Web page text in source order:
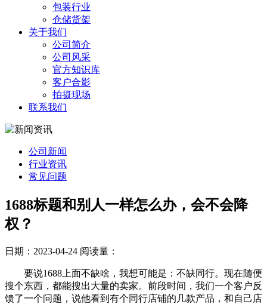
包装行业
仓储货架
关于我们
公司简介
公司风采
官方知识库
客户合影
拍摄现场
联系我们
公司新闻
行业资讯
常见问题
1688标题和别人一样怎么办，会不会降
权？
日期：2023-04-24 阅读量：
要说1688上面不缺啥，我想可能是：不缺同行。现在随便
搜个东西，都能搜出大量的卖家。前段时间，我们一个客户反
馈了一个问题，说他看到有个同行店铺的几款产品，和自己店